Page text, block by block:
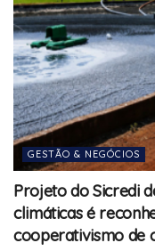
GESTÃO & NEGÓCIOS
Projeto do Sicredi
climáticas é
cooperativismo de